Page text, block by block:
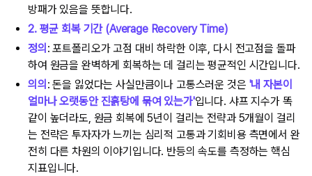
방패가 있음을 뜻합니다.
2. 평균 회복 기간 (Average Recovery Time)
정의 : 포트폴리오가 고점 대비 하락한 이후, 다시 전고점을 돌파
하여 원금을 완벽하게 회복하는 데 걸리는 평균적인 시간입니다.
의의 : 돈을 잃었다는 사실만큼이나 고통스러운 것은 '내 자본이
얼마나 오랫동안 진흙탕에 묶여 있는가'입니다. 샤프 지수가 똑
같이 높더라도, 원금 회복에 5년이 걸리는 전략과 5개월이 걸리
는 전략은 투자자가 느끼는 심리적 고통과 기회비용 측면에서 완
전히 다른 차원의 이야기입니다. 반등의 속도를 측정하는 핵심
지표입니다.